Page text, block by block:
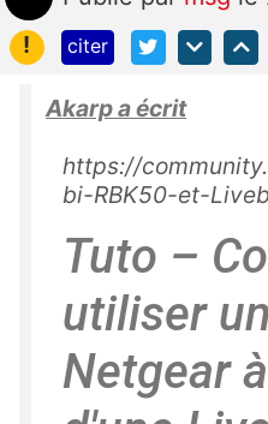
!
citer
Akarp a écrit
https://
bi-RBK50-et-
Tuto –
utiliser
Netgear